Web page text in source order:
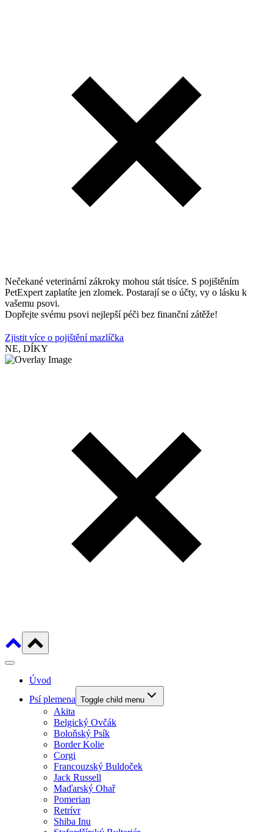
Nečekané veterinární zákroky mohou stát tisíce. S pojištěním
PetExpert zaplatíte jen zlomek. Postarají se o účty, vy o lásku k
vašemu psovi.
Dopřejte svému psovi nejlepší péči bez finanční zátěže!
Zjistit více o pojištění mazlíčka
NE, DÍKY
Úvod
Psí plemena Toggle child menu
Akita
Belgický Ovčák
Boloňský Psík
Border Kolie
Corgi
Francouzský Buldoček
Jack Russell
Maďarský Ohař
Pomerian
Retrívr
Shiba Inu